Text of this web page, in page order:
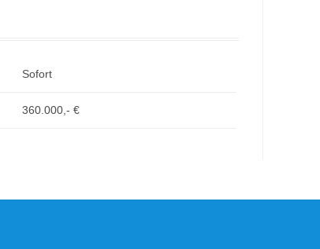
Sofort
360.000,- €